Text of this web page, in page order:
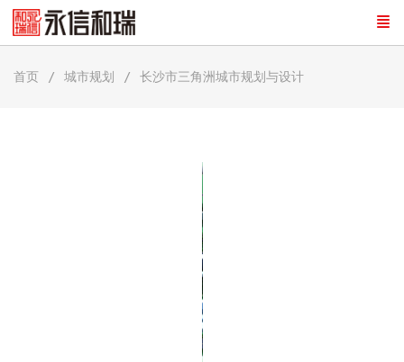
首页 城市规划 长沙市三角洲城市规划与设计